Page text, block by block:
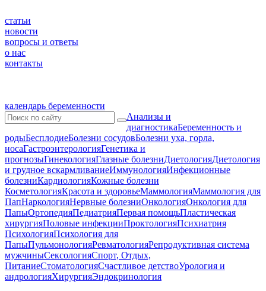
статьи
новости
вопросы и ответы
о нас
контакты
календарь беременности
Анализы и
диагностикаБеременность и
родыБесплодиеБолезни сосудовБолезни уха, горла,
носаГастроэнтерологияГенетика и
прогнозыГинекологияГлазные болезниДиетологияДиетология
и грудное вскармливаниеИммунологияИнфекционные
болезниКардиологияКожные болезни
КосметологияКрасота и здоровьеМаммологияМаммология для
ПапНаркологияНервные болезниОнкологияОнкология для
ПапыОртопедияПедиатрияПервая помощьПластическая
хирургияПоловые инфекцииПроктологияПсихиатрия
ПсихологияПсихология для
ПапыПульмонологияРевматологияРепродуктивная система
мужчиныСексологияСпорт, Отдых,
ПитаниеСтоматологияСчастливое детствоУрология и
андрологияХирургияЭндокринология